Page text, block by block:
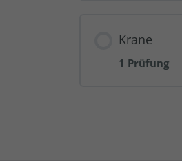
Krane
1 Prüfung